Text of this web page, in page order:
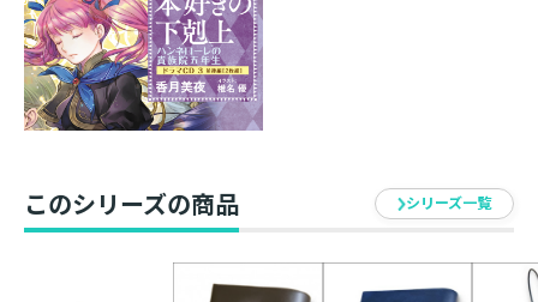
このシリーズの商品 シリーズ一覧